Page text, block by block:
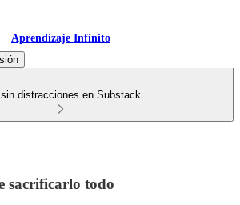
Aprendizaje Infinito
sin distracciones en Substack
sacrificarlo todo